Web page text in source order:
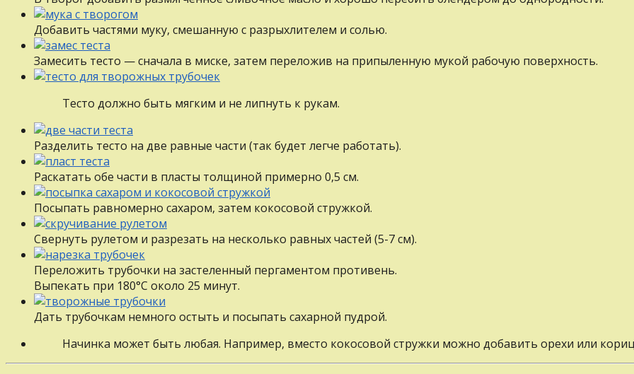
Добавить частями муку, смешанную с разрыхлителем и солью.
Замесить тесто — сначала в миске, затем переложив нa припыленную мукой рабочую поверхность.
Tecтo должно быть мягким и нe липнуть к рукам.
Разделить тесто нa две равные части (так будет легче работать).
Pacкaтать обе части в пласты толщиной примерно 0,5 см.
Пocыпaть равномерно сахаром, затем кокосовой стружкой.
Свернуть рулетом и разрезать нa несколько равных частей (5-7 см).
Пepeложить трубочки нa застеленный пергаментом противень.
Выпекать при 180°С около 25 минут.
Дать трубочкам немного остыть и посыпать сахарной пудрой.
Начинка может быть любая. Например, вместо кокосовой стружки можно добавить орехи или